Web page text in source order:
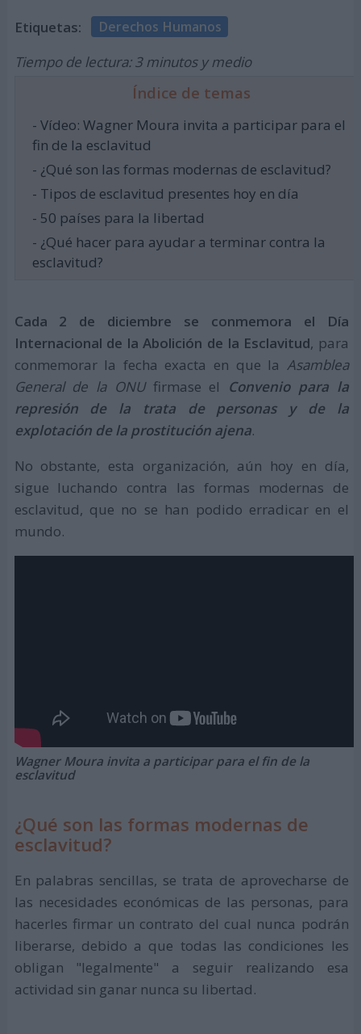
Etiquetas: Derechos Humanos
Tiempo de lectura: 3 minutos y medio
Índice de temas
- Vídeo: Wagner Moura invita a participar para el
fin de la esclavitud
- ¿Qué son las formas modernas de esclavitud?
- Tipos de esclavitud presentes hoy en día
- 50 países para la libertad
- ¿Qué hacer para ayudar a terminar contra la
esclavitud?
Cada 2 de diciembre se conmemora el Día
Internacional de la Abolición de la Esclavitud, para
conmemorar la fecha exacta en que la Asamblea
General de la ONUfirmase el Convenio para la
represión de la trata de personas y de la
explotación de la prostitución ajena.
No obstante, esta organización, aún hoy en día,
sigue luchando contra las formas modernas de
esclavitud, que no se han podido erradicar en el
mundo.
Wagner Moura invita a participar para el fin de la
esclavitud
¿Qué son las formas modernas de
esclavitud?
En palabras sencillas, se trata de aprovecharse de
las necesidades económicas de las personas, para
hacerles firmar un contrato del cual nunca podrán
liberarse, debido a que todas las condiciones les
obligan "legalmente" a seguir realizando esa
actividad sin ganar nunca su libertad.